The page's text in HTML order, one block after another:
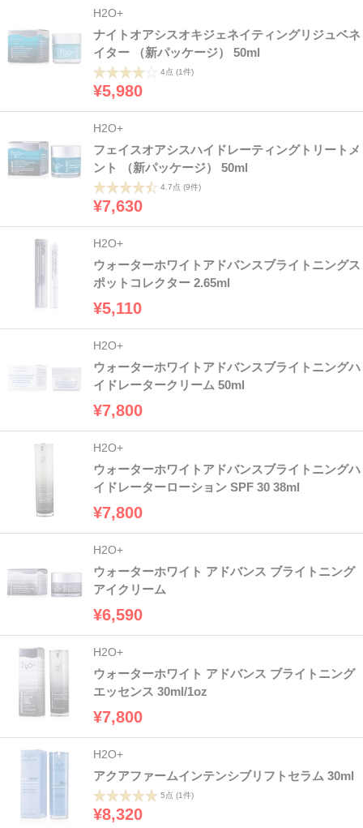
H2O+
ナイトオアシスオキジェネイティングリジュベネ
イター （新パッケージ） 50ml
4点 (1件)
¥5,980
H2O+
フェイスオアシスハイドレーティングトリートメ
ント （新パッケージ） 50ml
4.7点 (9件)
¥7,630
H2O+
ウォーターホワイトアドバンスブライトニングス
ポットコレクター 2.65ml
¥5,110
H2O+
ウォーターホワイトアドバンスブライトニングハ
イドレータークリーム 50ml
¥7,800
H2O+
ウォーターホワイトアドバンスブライトニングハ
イドレーターローション SPF 30 38ml
¥7,800
H2O+
ウォーターホワイト アドバンス ブライトニング
アイクリーム
¥6,590
H2O+
ウォーターホワイト アドバンス ブライトニング
エッセンス 30ml/1oz
¥7,800
H2O+
アクアファームインテンシブリフトセラム 30ml
5点 (1件)
¥8,320